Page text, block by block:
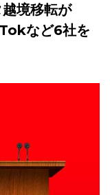
境移転が
など6社を